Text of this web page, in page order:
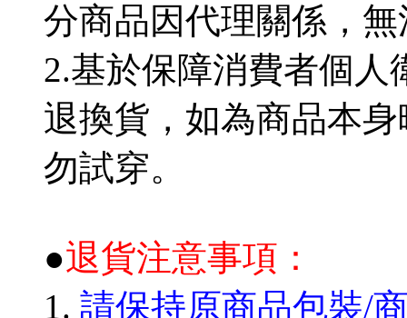
分商品因代理關係，
2.基於保障消費者個
退換貨，如為商品本
勿試穿。
●退貨注意事項：
1. 請保持原商品包裝/